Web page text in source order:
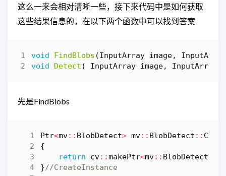
这么一来会相对清晰一些，接下来代码中是如何获取
这些结果信息的，在以下两个函数中可以找到答案
void FindBlobs (InputArray image,
void
Detect ( InputArray image, InputArray
先是FindBlobs
Ptr<mv:: BlobDetect> mv:: BlobDetect ::
{
return
cv::makePtr<mv:: BlobDetect
}